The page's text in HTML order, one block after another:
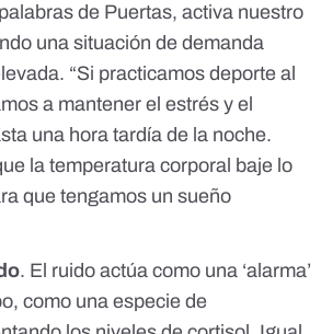
de Puertas, activa nuestro
una situación de demanda
“Si practicamos deporte al
a mantener el estrés y el
una hora tardía de la noche.
la temperatura corporal baje lo
que tengamos un sueño
. El ruido actúa como una ‘alarma’
como una especie de